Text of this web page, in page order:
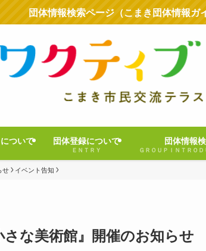
団体情報検索ページ（こまき団体情報
ついて 団体登録について
ＥＮＴＲＹ
団体情報
ＧＲＯＵＰＩＮＴＲＯＤ
せ イベント告知
さな美術館』開催のお知らせ